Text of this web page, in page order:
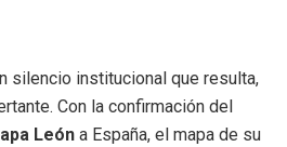
silencio institucional que resulta,
Con la confirmación del
León a España, el mapa de su